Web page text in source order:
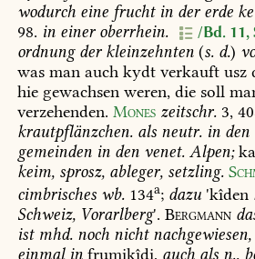
wodurch eine fruchtin dererde
98. in eineroberrhein. /Bd. 11,
ordnungderkleinzehnten (s. d.)
was man auch kydt verkauft usz
hie gewachsen weren, die soll
verzehenden. Mones zeitschr. 3,
krautpflänzchen. als neutr. in den
gemeinden in den venet. Alpen;
keim, sprosz, ableger, setzling.
cimbrisches wb. 134a; dazu 'kîden
Schweiz, Vorarlberg'. Bergmann
istmhd. noch nichtnachgewiesen,
einmalin frumikîdi, auch als n.,